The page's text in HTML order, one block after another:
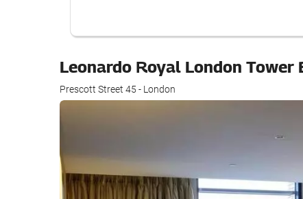
Leonardo Royal London Tower
Prescott Street 45 - London